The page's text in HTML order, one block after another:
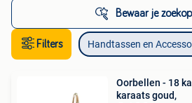
Bewaar je
Filters Handtassen en
Oorbellen - 18
karaats goud,